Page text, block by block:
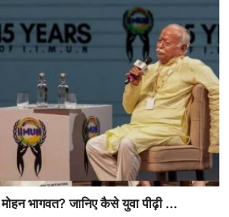
भागवत? जानिए कैसे युवा पीढ़ी ...